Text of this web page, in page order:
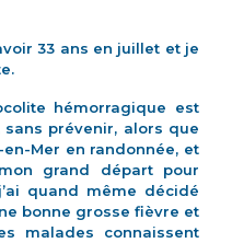
33 ans en juillet et je
hémorragique est
prévenir, alors que
Mer en randonnée, et
grand départ pour
quand même décidé
bonne grosse fièvre et
malades connaissent